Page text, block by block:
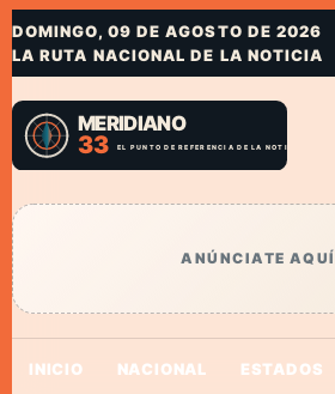
DOMINGO, 09 DE AGOSTO DE 2026
LA RUTA NACIONAL DE LA NOTICIA
ANÚNCIATE AQUÍ
INICIO NACIONAL ESTADOS